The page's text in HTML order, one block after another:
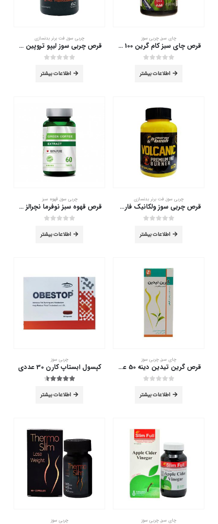
چای سبز, چربی سوز
قرص چای سبز کام گرین 100 عدد
اطلاعات بیشتر
چربی سوز, فت برنر بدنسازی
قرص چربی سوز لیپو تروپین نوتریمد 60 عدد
اطلاعات بیشتر
چربی سوز, فت برنر بدنسازی
قرص چربی سوز ولکانیک فارماتک 60 عدد
اطلاعات بیشتر
چربی سوز,قهوه سبز
قرص قهوه سبز نوفرما نچرالز 60 عددی
اطلاعات بیشتر
چای سبز, چربی سوز
قرص گرین تیدین دینه 50 عددی
اطلاعات بیشتر
چربی سوز
کپسول ابستاپ کارن 30 عددی
اطلاعات بیشتر
چای سبز, چربی سوز چربی سوز